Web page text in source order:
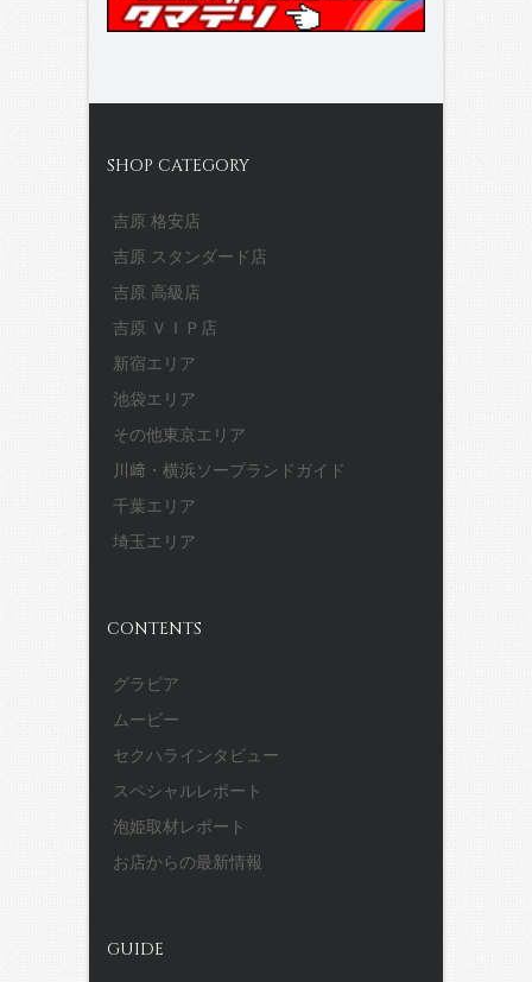
SHOP CATEGORY
吉原 格安店
吉原 スタンダード店
吉原 高級店
吉原 ＶＩＰ店
新宿エリア
池袋エリア
その他東京エリア
川﨑・横浜ソープランドガイド
千葉エリア
埼玉エリア
CONTENTS
グラビア
ムービー
セクハラインタビュー
スペシャルレポート
泡姫取材レポート
お店からの最新情報
GUIDE